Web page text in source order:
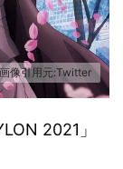
画像引用元:Twitter
2021」